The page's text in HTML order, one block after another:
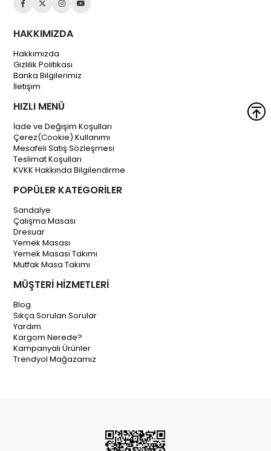
HAKKIMIZDA
Hakkımızda
Gizlilik Politikası
Banka Bilgilerimiz
İletişim
HIZLI MENÜ
İade ve Değişim Koşulları
Çerez(Cookie) Kullanımı
Mesafeli Satış Sözleşmesi
Teslimat Koşulları
KVKK Hakkında Bilgilendirme
POPÜLER KATEGORİLER
Sandalye
Çalışma Masası
Dresuar
Yemek Masası
Yemek Masası Takımı
Mutfak Masa Takımı
MÜŞTERİ HİZMETLERİ
Blog
Sıkça Sorulan Sorular
Yardım
Kargom Nerede?
Kampanyalı Ürünler
Trendyol Mağazamız